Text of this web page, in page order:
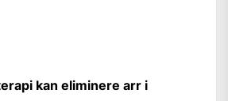
kan eliminere arr i